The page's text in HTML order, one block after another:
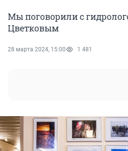
Мы поговорили с
Цветковым
28 марта 2024, 15:00 1 481